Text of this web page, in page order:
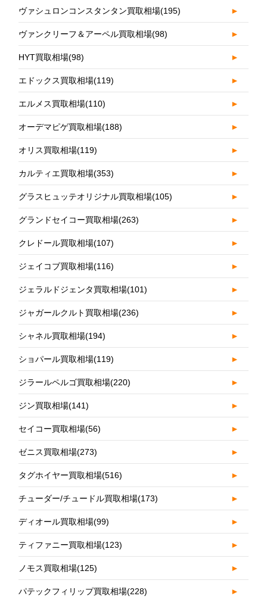
ヴァシュロンコンスタンタン買取相場(195) ►
ヴァンクリーフ＆アーペル買取相場(98) ►
HYT買取相場(98) ►
エドックス買取相場(119) ►
エルメス買取相場(110) ►
オーデマピゲ買取相場(188) ►
オリス買取相場(119) ►
カルティエ買取相場(353) ►
グラスヒュッテオリジナル買取相場(105) ►
グランドセイコー買取相場(263) ►
クレドール買取相場(107) ►
ジェイコブ買取相場(116) ►
ジェラルドジェンタ買取相場(101) ►
ジャガールクルト買取相場(236) ►
シャネル買取相場(194) ►
ショパール買取相場(119) ►
ジラールペルゴ買取相場(220) ►
ジン買取相場(141) ►
セイコー買取相場(56) ►
ゼニス買取相場(273) ►
タグホイヤー買取相場(516) ►
チューダー/チュードル買取相場(173) ►
ディオール買取相場(99) ►
ティファニー買取相場(123) ►
ノモス買取相場(125) ►
パテックフィリップ買取相場(228) ►